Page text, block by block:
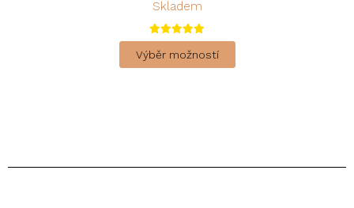
Skladem
Hodnocení
5.00
z 5
Výběr možností